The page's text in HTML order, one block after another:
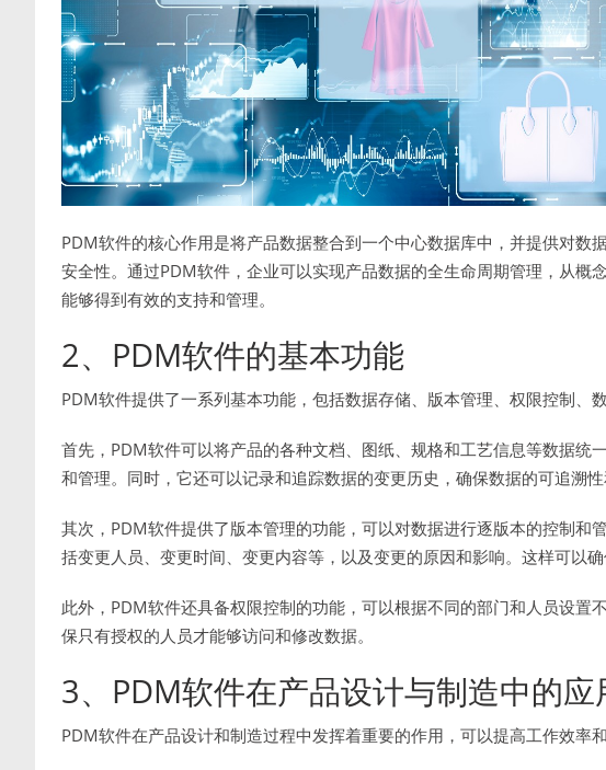
PDM软件的核心作用是将产品数据整合到一个中心数据库中，并提供对数
安全性。通过PDM软件，企业可以实现产品数据的全生命周期管理，从概
能够得到有效的支持和管理。
2、PDM软件的基本功能
PDM软件提供了一系列基本功能，包括数据存储、版本管理、权限控制、数
首先，PDM软件可以将产品的各种文档、图纸、规格和工艺信息等数据统
和管理。同时，它还可以记录和追踪数据的变更历史，确保数据的可追溯性
其次，PDM软件提供了版本管理的功能，可以对数据进行逐版本的控制和
括变更人员、变更时间、变更内容等，以及变更的原因和影响。这样可以
此外，PDM软件还具备权限控制的功能，可以根据不同的部门和人员设置
保只有授权的人员才能够访问和修改数据。
3、PDM软件在产品设计与制造中的应
PDM软件在产品设计和制造过程中发挥着重要的作用，可以提高工作效率